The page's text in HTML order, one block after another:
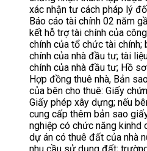
xác nhận tư cách pháp lý
Báo cáo tài chính 02 năm
kết hỗ trợ tài chính của
chính của tổ chức tài chính;
chính của nhà đầu tư; tài
chính của nhà đầu tư; Hồ
Hợp đồng thuê nhà, Bản
của bên cho thuê: Giấy
Giấy phép xây dựng; nếu
cung cấp thêm bản sao
nghiệp có chức năng
dự án có thuê đất của nhà